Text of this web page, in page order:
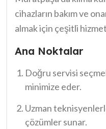
cihazların bakım ve
almak için çeşitli
olmayabilir.Muratpaşa
sunmayı ilke edinmiş,
çalışmak, sorunlarınızı
olur. Böylelikle hem
serinleyebilir hem de
Ana Noktalar
Doğru servisi
minimize eder.
Uzman
çözümler sunar.